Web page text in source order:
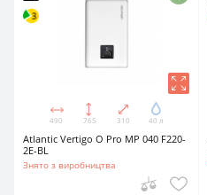
490 765 310 40 л
Atlantic Vertigo O Pro MP 040 F220-
2E-BL
Знято з виробництва